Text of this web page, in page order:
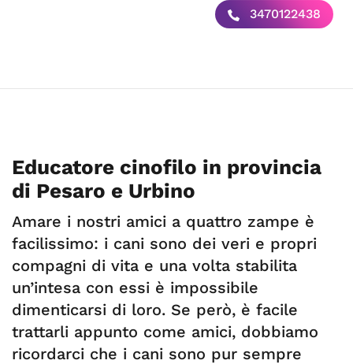
3470122438
Educatore cinofilo in provincia
di Pesaro e Urbino
Amare i nostri amici a quattro zampe è
facilissimo: i cani sono dei veri e propri
compagni di vita e una volta stabilita
un’intesa con essi è impossibile
dimenticarsi di loro. Se però, è facile
trattarli appunto come amici, dobbiamo
ricordarci che i cani sono pur sempre